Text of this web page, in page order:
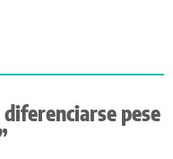
pese